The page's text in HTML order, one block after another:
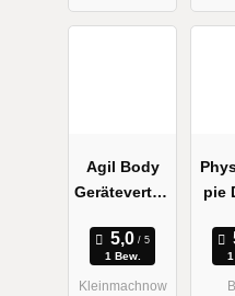
Agil Body
Gerätevertrie
1 Bew.
Kleinmachnow
pie